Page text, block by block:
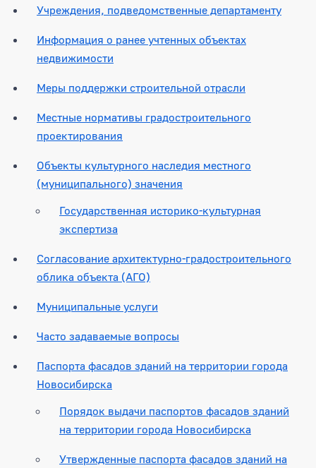
Учреждения, подведомственные департаменту
Информация о ранее учтенных объектах
недвижимости
Меры поддержки строительной отрасли
Местные нормативы градостроительного
проектирования
Объекты культурного наследия местного
(муниципального) значения
Государственная историко-культурная
экспертиза
Согласование архитектурно-градостроительного
облика объекта (АГО)
Муниципальные услуги
Часто задаваемые вопросы
Паспорта фасадов зданий на территории города
Новосибирска
Порядок выдачи паспортов фасадов зданий
на территории города Новосибирска
Утвержденные паспорта фасадов зданий на